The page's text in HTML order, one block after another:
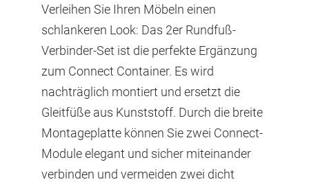
Verleihen Sie Ihren Möbeln einen
schlankeren Look: Das 2er Rundfuß-
Verbinder-Set ist die perfekte Ergänzung
zum Connect Container. Es wird
nachträglich montiert und ersetzt die
Gleitfüße aus Kunststoff. Durch die breite
Montageplatte können Sie zwei Connect-
Module elegant und sicher miteinander
verbinden und vermeiden zwei dicht